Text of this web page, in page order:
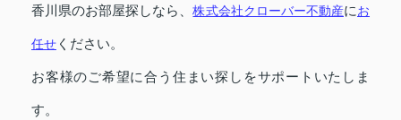
香川県のお部屋探しなら、株式会社クローバー不動産にお
任せ ください。
お客様のご希望に合う住まい探しをサポートいたしま
す。